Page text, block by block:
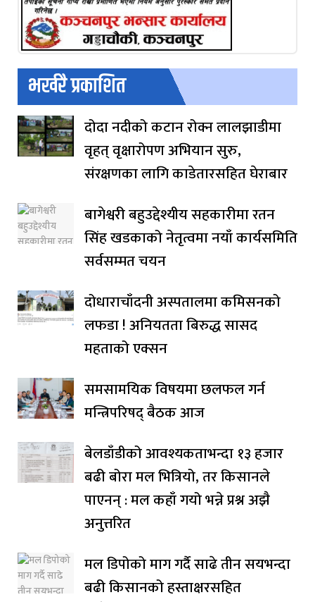
भर्खरै प्रकाशित
दोदा नदीको कटान रोक्न लालझाडीमा
वृहत् वृक्षारोपण अभियान सुरु,
संरक्षणका लागि काडेतारसहित घेराबार
बागेश्वरी बहुउद्देश्यीय सहकारीमा रतन
सिंह खडकाको नेतृत्वमा नयाँ कार्यसमिति
सर्वसम्मत चयन
दोधाराचाँदनी अस्पतालमा कमिसनको
लफडा ! अनियतता बिरुद्ध सासद
महताको एक्सन
समसामयिक विषयमा छलफल गर्न
मन्त्रिपरिषद् बैठक आज
बेलडाँडीको आवश्यकताभन्दा १३ हजार
बढी बोरा मल भित्रियो, तर किसानले
पाएनन् : मल कहाँ गयो भन्ने प्रश्न अझै
अनुत्तरित
मल डिपोको माग गर्दै साढे तीन सयभन्दा
बढी किसानको हस्ताक्षरसहित